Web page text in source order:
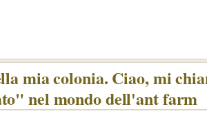
mia colonia. Ciao, mi
nel mondo dell'ant farm